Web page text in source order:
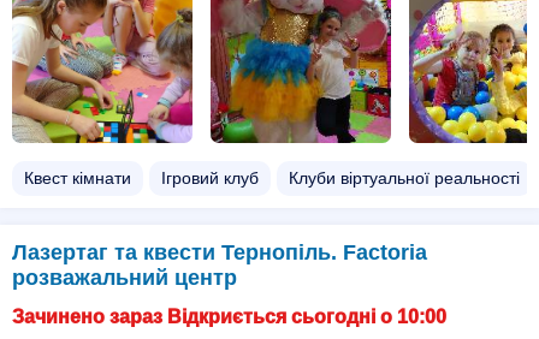
Квест кімнати Ігровий клуб Клуби віртуальної реальності
Лазертаг та квести Тернопіль. Factoria
розважальний центр
Зачинено зараз Відкриється сьогодні о 10:00